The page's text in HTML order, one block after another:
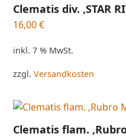
Clematis div. ‚STAR
16,00€
inkl. 7 % MwSt.
zzgl.Versandkosten
Clematis flam.